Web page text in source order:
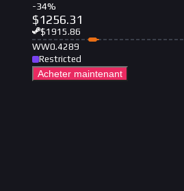
-34%
$1256.31
$1915.86
WW0.4289
Restricted
Acheter maintenant